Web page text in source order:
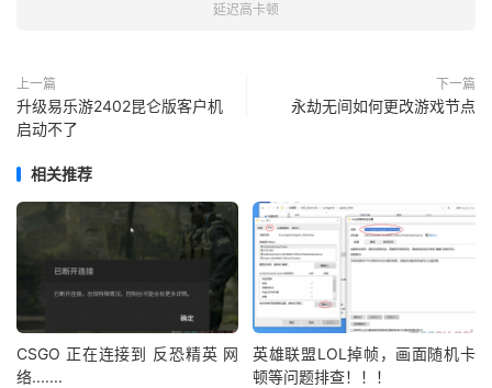
延迟高卡顿
上一篇
升级易乐游2402昆仑版客户机
启动不了
下一篇
永劫无间如何更改游戏节点
相关推荐
CSGO 正在连接到 反恐精英 网
络.......
英雄联盟LOL掉帧，画面随机卡
顿等问题排查！！！